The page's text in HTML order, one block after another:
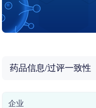
药品信息/过评一致性
企业